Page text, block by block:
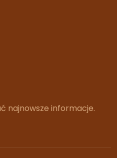
najnowsze informacje.